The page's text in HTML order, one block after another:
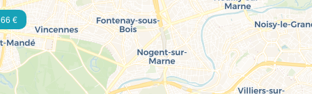
66 €